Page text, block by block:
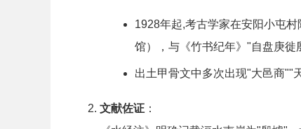
1928年起,考古学家在安阳小屯
馆），与《竹书纪年》"自盘庚徙
出土甲骨文中多次出现"大邑商""
文献佐证 ：